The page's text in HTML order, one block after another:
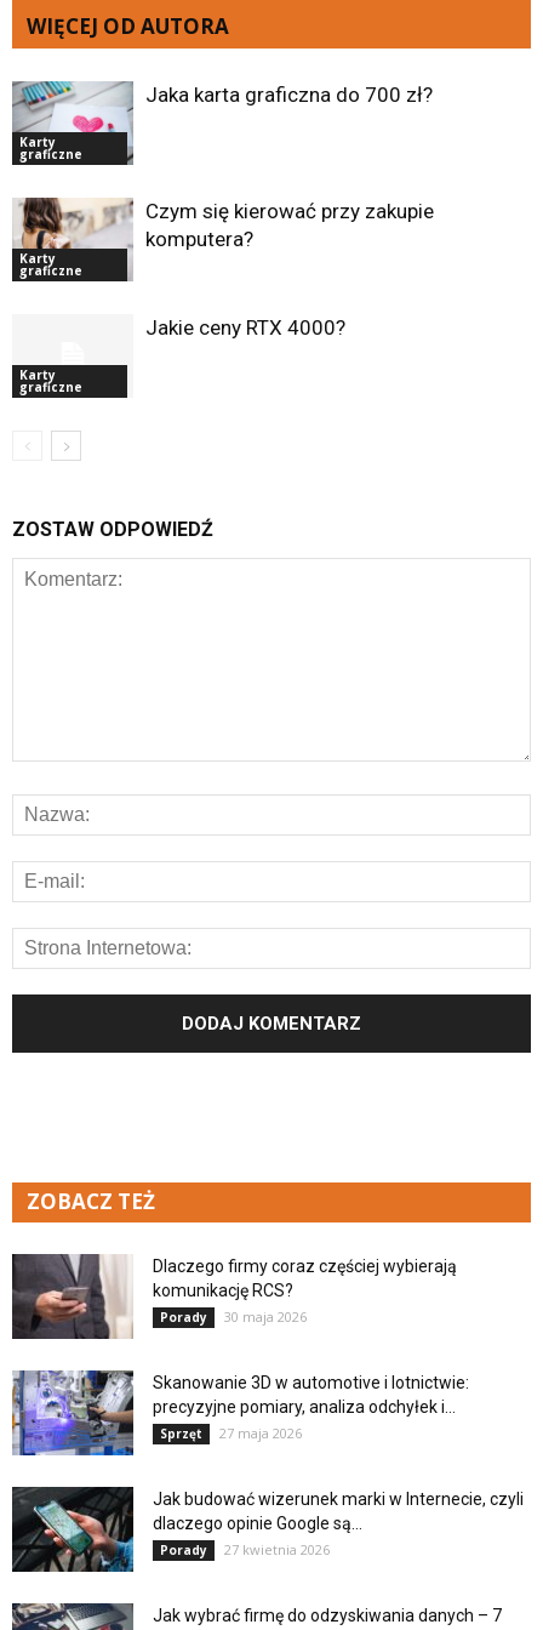
WIĘCEJ OD AUTORA
Karty
graficzne
Jaka karta graficzna do 700 zł?
Karty
graficzne
Czym się kierować przy zakupie
komputera?
Karty
graficzne
Jakie ceny RTX 4000?
ZOSTAW ODPOWIEDŹ
ZOBACZ TEŻ
Dlaczego firmy coraz częściej wybierają
komunikację RCS?
Porady 30 maja 2026
Skanowanie 3D w automotive i lotnictwie:
precyzyjne pomiary, analiza odchyłek i...
Sprzęt 27 maja 2026
Jak budować wizerunek marki w Internecie, czyli
dlaczego opinie Google są...
Porady 27 kwietnia 2026
Jak wybrać firmę do odzyskiwania danych – 7